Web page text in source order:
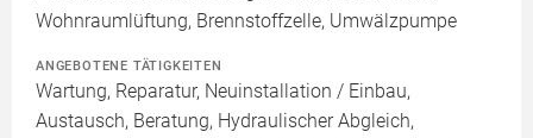
Wohnraumlüftung, Brennstoffzelle, Umwälzpumpe
ANGEBOTENE TÄTIGKEITEN
Wartung, Reparatur, Neuinstallation / Einbau,
Austausch, Beratung, Hydraulischer Abgleich,